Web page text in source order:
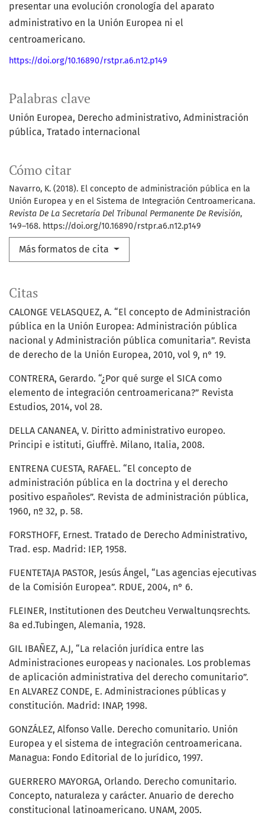
Palabras clave
Unión Europea Derecho administrativo Administración
pública Tratado internacional
Cómo citar
Navarro, K. (2018). El concepto de administración pública en la
Unión Europea y en el Sistema de Integración Centroamericana.
Revista De La Secretaría Del Tribunal Permanente De Revisión,
149–168. https://doi.org/10.16890/rstpr.a6.n12.p149
Más formatos de cita
presentar una evolución cronología del aparato
administrativo en la Unión Europea ni el
centroamericano.
https://doi.org/10.16890/rstpr.a6.n12.p149
Citas
CALONGE VELASQUEZ, A. “El concepto de Administración
pública en la Unión Europea: Administración pública
nacional y Administración pública comunitaria”. Revista
de derecho de la Unión Europea, 2010, vol 9, n° 19.
CONTRERA, Gerardo. “¿Por qué surge el SICA como
elemento de integración centroamericana?” Revista
Estudios, 2014, vol 28.
DELLA CANANEA, V. Diritto administrativo europeo.
Principi e istituti, Giuffrè. Milano, Italia, 2008.
ENTRENA CUESTA, RAFAEL. “El concepto de
administración pública en la doctrina y el derecho
positivo españoles”. Revista de administración pública,
1960, nº 32, p. 58.
FORSTHOFF, Ernest. Tratado de Derecho Administrativo,
Trad. esp. Madrid: IEP, 1958.
FUENTETAJA PASTOR, Jesús Ángel, “Las agencias ejecutivas
de la Comisión Europea”. RDUE, 2004, n° 6.
FLEINER, Institutionen des Deutcheu Verwaltunqsrechts.
8a ed.Tubingen, Alemania, 1928.
GIL IBAÑEZ, A.J, “La relación jurídica entre las
Administraciones europeas y nacionales. Los problemas
de aplicación administrativa del derecho comunitario”.
En ALVAREZ CONDE, E. Administraciones públicas y
constitución. Madrid: INAP, 1998.
GONZÁLEZ, Alfonso Valle. Derecho comunitario. Unión
Europea y el sistema de integración centroamericana.
Managua: Fondo Editorial de lo jurídico, 1997.
GUERRERO MAYORGA, Orlando. Derecho comunitario.
Concepto, naturaleza y carácter. Anuario de derecho
constitucional latinoamericano. UNAM, 2005.